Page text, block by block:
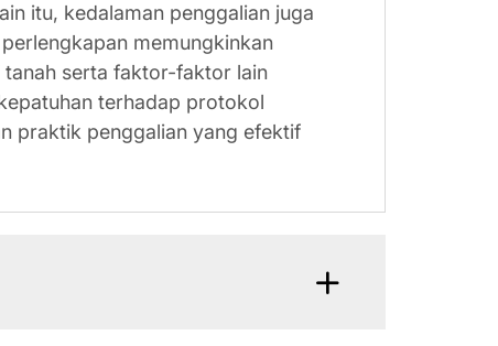
itu, kedalaman penggalian juga
memungkinkan
serta faktor-faktor lain
terhadap protokol
praktik penggalian yang efektif